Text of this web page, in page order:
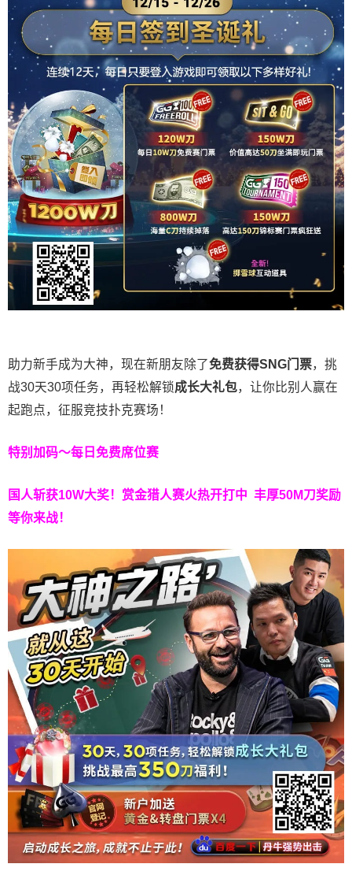
助力新手成为大神，现在新朋友除了免费获得SNG门票，挑
战30天30项任务，再轻松解锁成长大礼包，让你比别人赢在
起跑点，征服竞技扑克赛场！
特别加码～每日免费席位赛
国人斩获10W大奖！ 赏金猎人赛火热开打中 丰厚50M刀奖励
等你来战！